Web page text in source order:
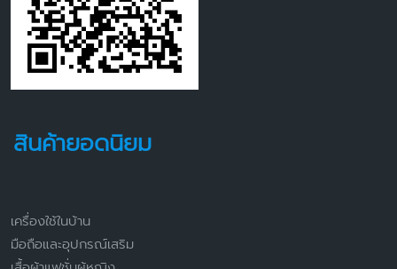
สินค้ายอดนิยม
เครื่องใช้ในบ้าน
มือถือและอุปกรณ์เสริม